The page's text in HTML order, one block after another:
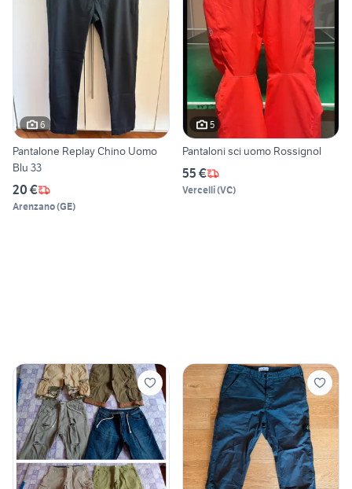
6
Pantalone Replay Chino Uomo
Blu 33
20 €
Arenzano(GE)
5
Pantaloni sci uomo Rossignol
55 €
Vercelli(VC)